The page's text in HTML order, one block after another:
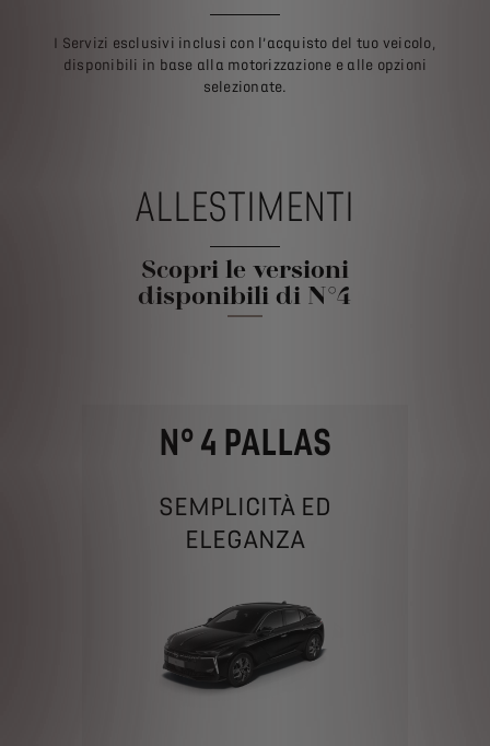
I Servizi esclusivi inclusi con l’acquisto del tuo veicolo,
disponibili in base alla motorizzazione e alle opzioni
selezionate.
ALLESTIMENTI
Scopri le versioni
disponibili di N°4
N° 4 PALLAS
SEMPLICITÀ ED
ELEGANZA